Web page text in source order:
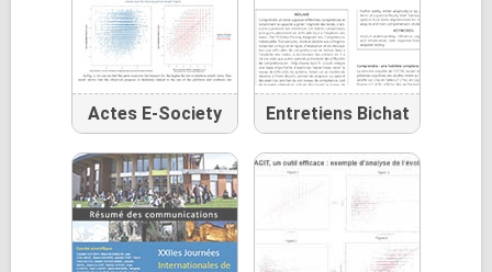
Actes E-Society Entretiens Bichat